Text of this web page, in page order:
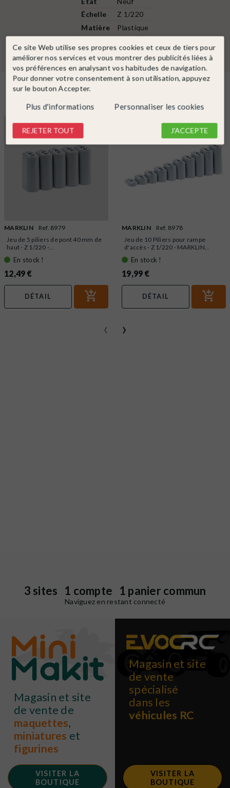
Échelle
Z 1/220
Matière
Plastique
Dans la même catégorie
MARKLIN
Ref. 8979
Jeu de 5 piliers de pont 40 mm de
haut - Z 1/220 -...
En stock !
12,49 €
DÉTAIL
MARKLIN
Ref. 8978
Jeu de 10 Piliers pour rampe
d'accès - Z 1/220 - MARKLIN...
En stock !
19,99 €
DÉTAIL
‹ ›
3 sites 1 compte 1 panier commun
Naviguez en restant connecté
Magasin et site
de vente de
maquettes,
miniatures et
figurines
VISITER LA
BOUTIQUE
Magasin et site
de vente
spécialisé
dans les
véhicules RC
VISITER LA
BOUTIQUE
Ce site Web utilise ses propres cookies et ceux de tiers pour
améliorer nos services et vous montrer des publicités liées à
vos préférences en analysant vos habitudes de navigation.
Pour donner votre consentement à son utilisation, appuyez
sur le bouton Accepter.
Plus d'informations Personnaliser les cookies
REJETER TOUT J'ACCEPTE